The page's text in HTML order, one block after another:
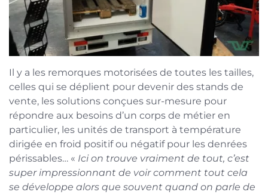
Il y a les remorques motorisées de toutes les tailles,
celles qui se déplient pour devenir des stands de
vente, les solutions conçues sur-mesure pour
répondre aux besoins d’un corps de métier en
particulier, les unités de transport à température
dirigée en froid positif ou négatif pour les denrées
périssables… « Ici on trouve vraiment de tout, c’est
super impressionnant de voir comment tout cela
se développe alors que souvent quand on parle de